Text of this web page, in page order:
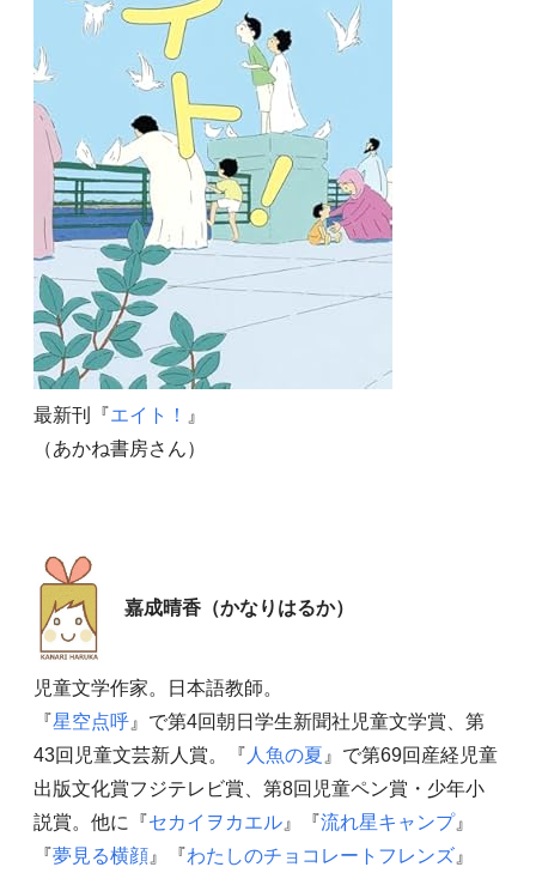
最新刊『エイト！
』
（あかね書房さん）
嘉成晴香（かなりはるか）
児童文学作家。日本語教師。
『星空点呼』で第4回朝日学生新聞社児童文学賞、第
43回児童文芸新人賞。『 人魚の夏 』で第69回産経児童
出版文化賞フジテレビ賞、第8回児童ペン賞・少年小
説賞。他に『セカイヲカエル』『流れ星キャンプ』
『夢見る横顔』『わたしのチョコレートフレンズ』